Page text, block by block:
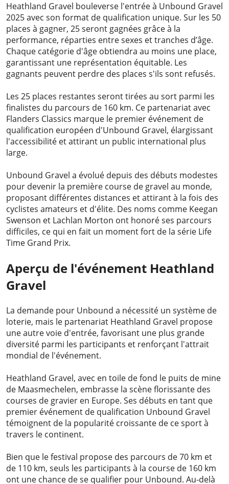
Heathland Gravel bouleverse l'entrée à Unbound Gravel
2025 avec son format de qualification unique. Sur les 50
places à gagner, 25 seront gagnées grâce à la
performance, réparties entre sexes et tranches d’âge.
Chaque catégorie d'âge obtiendra au moins une place,
garantissant une représentation équitable. Les
gagnants peuvent perdre des places s'ils sont refusés.
Les 25 places restantes seront tirées au sort parmi les
finalistes du parcours de 160 km. Ce partenariat avec
Flanders Classics marque le premier événement de
qualification européen d'Unbound Gravel, élargissant
l'accessibilité et attirant un public international plus
large.
Unbound Gravel a évolué depuis des débuts modestes
pour devenir la première course de gravel au monde,
proposant différentes distances et attirant à la fois des
cyclistes amateurs et d'élite. Des noms comme Keegan
Swenson et Lachlan Morton ont honoré ses parcours
difficiles, ce qui en fait un moment fort de la série Life
Time Grand Prix.
Aperçu de l'événement Heathland
Gravel
La demande pour Unbound a nécessité un système de
loterie, mais le partenariat Heathland Gravel propose
une autre voie d'entrée, favorisant une plus grande
diversité parmi les participants et renforçant l'attrait
mondial de l'événement.
Heathland Gravel, avec en toile de fond le puits de mine
de Maasmechelen, embrasse la scène florissante des
courses de gravier en Europe. Ses débuts en tant que
premier événement de qualification Unbound Gravel
témoignent de la popularité croissante de ce sport à
travers le continent.
Bien que le festival propose des parcours de 70 km et
de 110 km, seuls les participants à la course de 160 km
ont une chance de se qualifier pour Unbound. Au-delà